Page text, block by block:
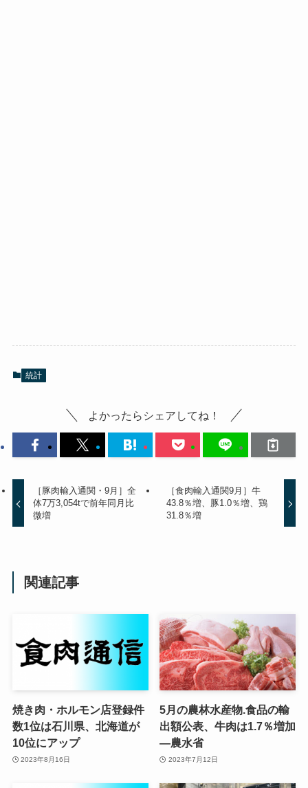
統計
よかったらシェアしてね！
［豚肉輸入通関・9月］全
体7万3,054tで前年同月比
微増
［食肉輸入通関9月］牛
43.8％増、豚1.0％増、鶏
31.8％増
関連記事
焼き肉・ホルモン店登録件
数1位は石川県、北海道が
10位にアップ
2023年8月16日
5月の農林水産物.食品の輸
出額公表、牛肉は1.7％増加
—農水省
2023年7月12日